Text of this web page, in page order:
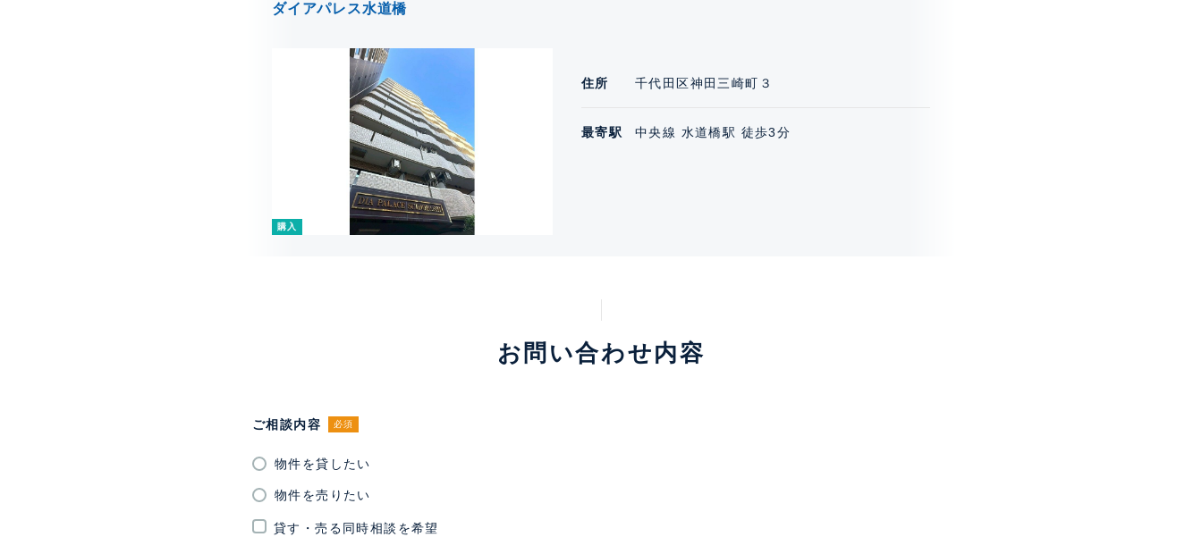
ダイアパレス水道橋
購入
住所 千代田区神田三崎町３
最寄駅 中央線 水道橋駅 徒歩3分
お問い合わせ内容
ご相談内容 必須
物件を貸したい
物件を売りたい
貸す・売る同時相談を希望